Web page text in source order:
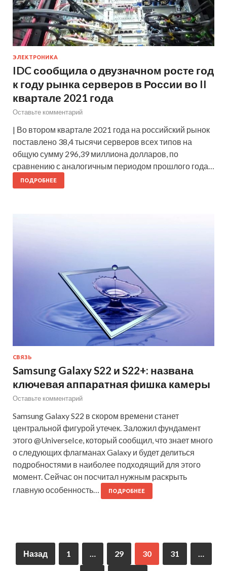
ЭЛЕКТРОНИКА
IDC сообщила о двузначном росте год
к году рынка серверов в России во II
квартале 2021 года
Оставьте комментарий
| Во втором квартале 2021 года на российский рынок
поставлено 38,4 тысячи серверов всех типов на
общую сумму 296,39 миллиона долларов, по
сравнению с аналогичным периодом прошлого года…
ПОДРОБНЕЕ
СВЯЗЬ
Samsung Galaxy S22 и S22+: названа
ключевая аппаратная фишка камеры
Оставьте комментарий
Samsung Galaxy S22 в скором времени станет
центральной фигурой утечек. Заложил фундамент
этого @UniverseIce, который сообщил, что знает много
о следующих флагманах Galaxy и будет делиться
подробностями в наиболее подходящий для этого
момент. Сейчас он посчитал нужным раскрыть
главную особенность…
ПОДРОБНЕЕ
Назад 1 29 30 31